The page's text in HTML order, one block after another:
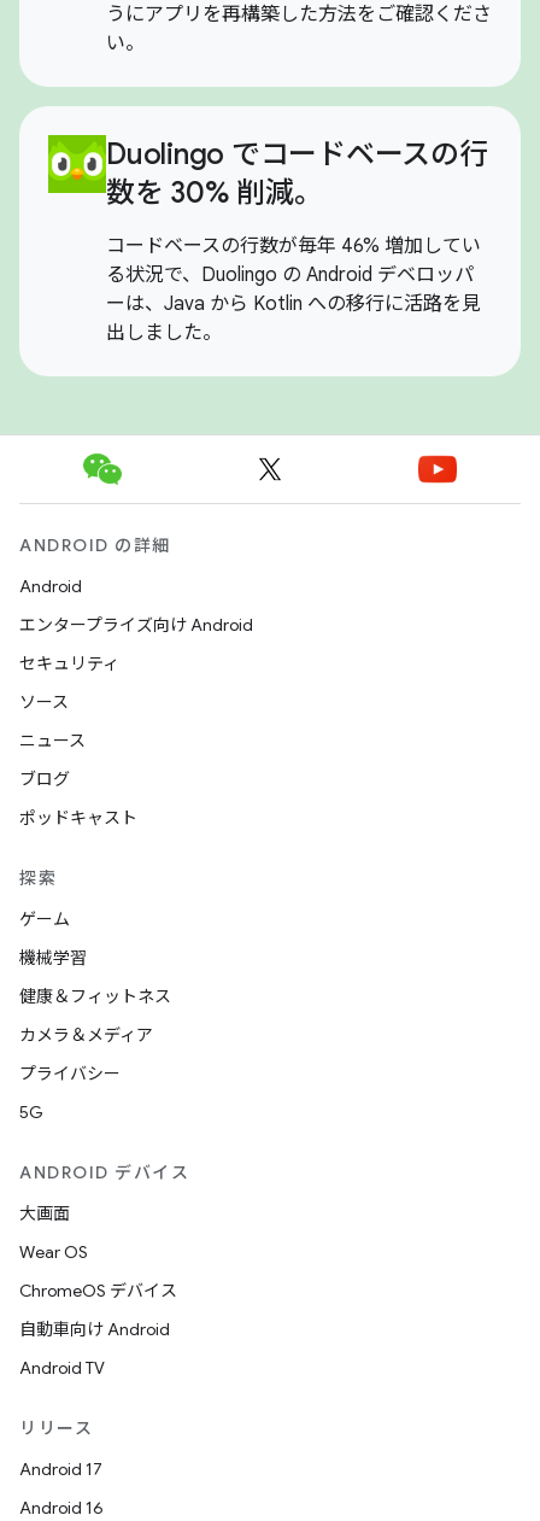
うにアプリを再構築した方法をご確認くださ
い。
Duolingo でコードベースの行
数を 30% 削減。
コードベースの行数が毎年 46% 増加してい
る状況で、Duolingo の Android デベロッパ
ーは、Java から Kotlin への移行に活路を見
出しました。
ANDROID の詳細
Android
エンタープライズ向け Android
セキュリティ
ソース
ニュース
ブログ
ポッドキャスト
探索
ゲーム
機械学習
健康＆フィットネス
カメラ＆メディア
プライバシー
5G
ANDROID デバイス
大画面
Wear OS
ChromeOS デバイス
自動車向け Android
Android TV
リリース
Android 17
Android 16